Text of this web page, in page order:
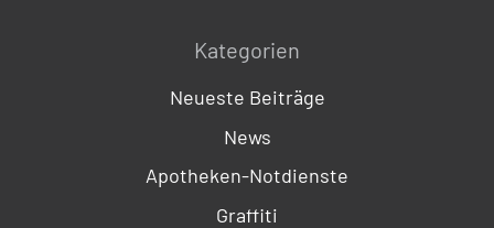
Kategorien
Neueste Beiträge
News
Apotheken-Notdienste
Graffiti